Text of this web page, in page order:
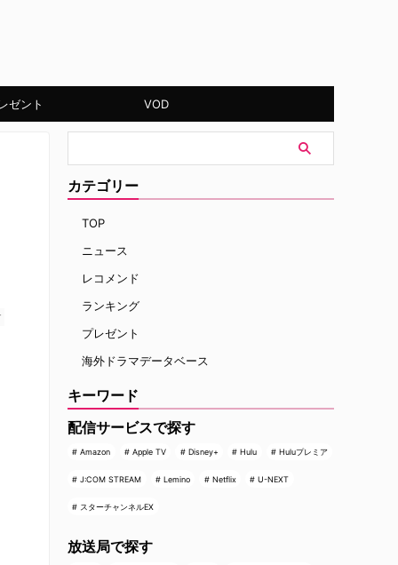
ゼント VOD
カテゴリー
TOP
ニュース
レコメンド
ランキング
プレゼント
海外ドラマデータベース
キーワード
配信サービスで探す
Amazon Apple TV Disney+ Hulu Huluプレミア
J:COM STREAM Lemino Netflix U-NEXT
スターチャンネルEX
放送局で探す